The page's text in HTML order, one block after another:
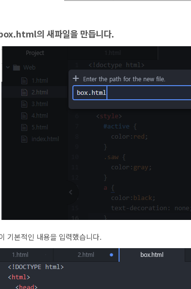
의 새파일을 만듭니다.
기본적인 내용을 입력했습니다.